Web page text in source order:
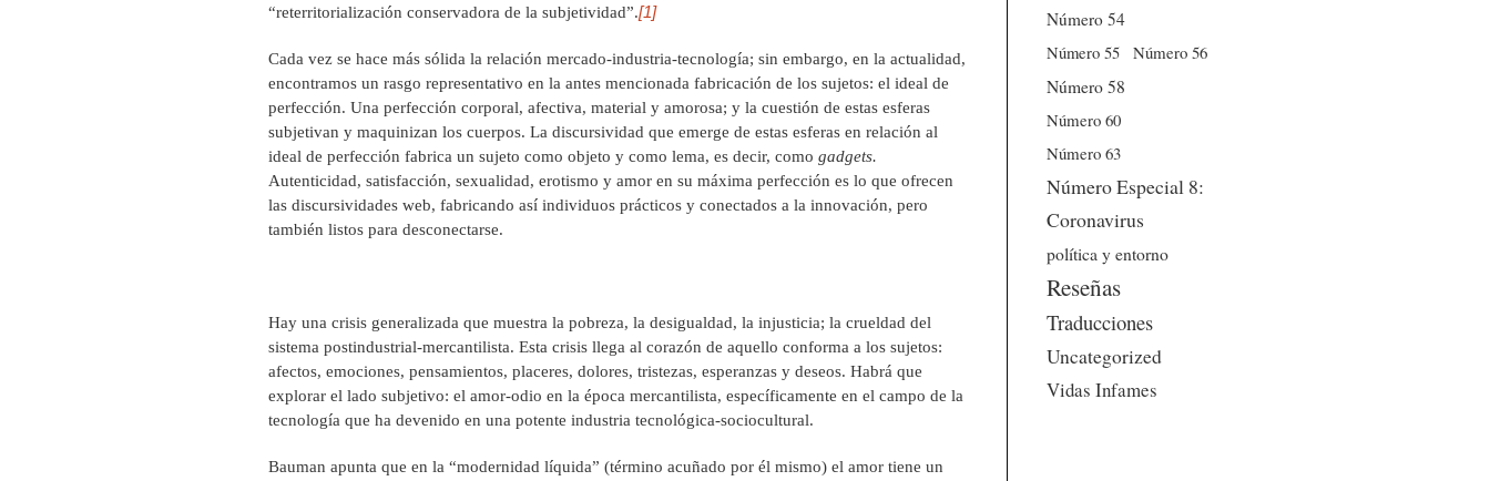
“reterritorialización conservadora de la subjetividad”.[1]
Cada vez se hace más sólida la relación mercado-industria-tecnología; sin embargo, en la actualidad,
encontramos un rasgo representativo en la antes mencionada fabricación de los sujetos: el ideal de
perfección. Una perfección corporal, afectiva, material y amorosa; y la cuestión de estas esferas
subjetivan y maquinizan los cuerpos. La discursividad que emerge de estas esferas en relación al
ideal de perfección fabrica un sujeto como objeto y como lema, es decir, como gadgets.
Autenticidad, satisfacción, sexualidad, erotismo y amor en su máxima perfección es lo que ofrecen
las discursividades web, fabricando así individuos prácticos y conectados a la innovación, pero
también listos para desconectarse.
Hay una crisis generalizada que muestra la pobreza, la desigualdad, la injusticia; la crueldad del
sistema postindustrial-mercantilista. Esta crisis llega al corazón de aquello conforma a los sujetos:
afectos, emociones, pensamientos, placeres, dolores, tristezas, esperanzas y deseos. Habrá que
explorar el lado subjetivo: el amor-odio en la época mercantilista, específicamente en el campo de la
tecnología que ha devenido en una potente industria tecnológica-sociocultural.
Bauman apunta que en la “modernidad líquida” (término acuñado por él mismo) el amor tiene un
Número 54
Número 55
Número 56
Número 58
Número 60
Número 63
Número Especial 8:
Coronavirus
política y entorno
Reseñas
Traducciones
Uncategorized
Vidas Infames